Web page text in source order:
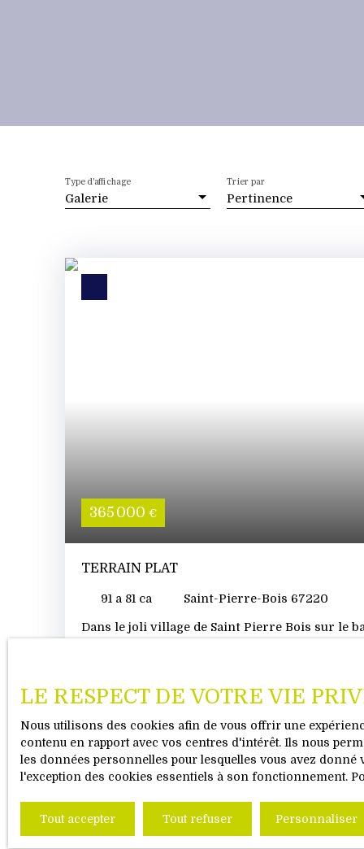
Galerie
Type d'affichage
Pertinence
Trier par
365 000 €
TERRAIN PLAT
91 a 81 ca Saint-Pierre-Bois 67220
Dans le joli village de Saint Pierre Bois sur le
PLui. Terrain en bordure de la rue facile d'accès
RAFFORT et Bruno BURCKARD
LE RESPECT DE VOTRE VIE
Nous utilisons des cookies afin de vous offrir une
contenu en rapport avec vos centres d'intérêt. Ils nous
les données personnelles pour lesquelles vous avez
l'exception des cookies essentiels à son fonctionnement.
Tout accepter Tout refuser Personnaliser